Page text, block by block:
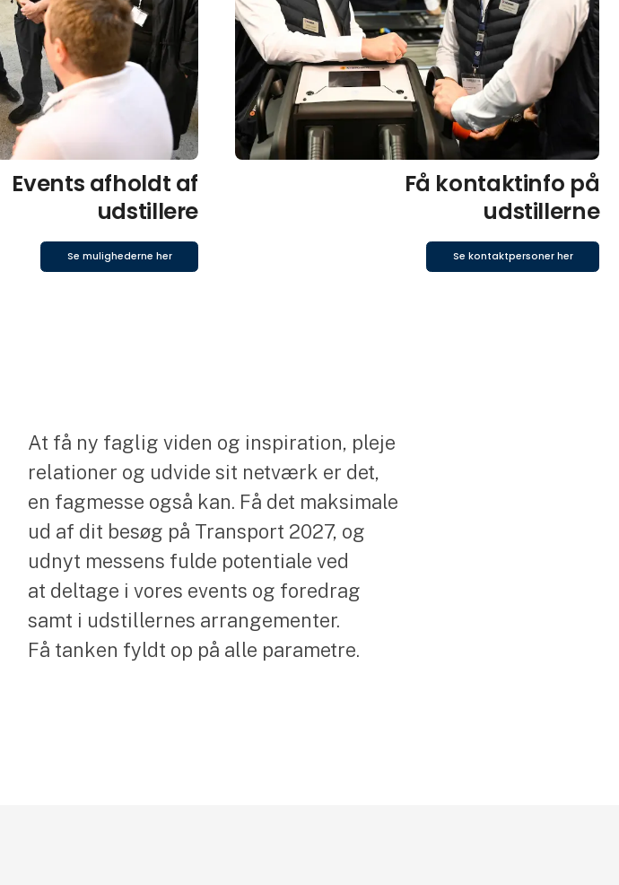
Events afholdt af
udstillere
Se mulighederne her
Få kontaktinfo på
udstillerne
Se kontaktpersoner her
At få ny faglig viden og inspiration, pleje
relationer og udvide sit netværk er det,
en fagmesse også kan. Få det maksimale
ud af dit besøg på Transport 2027, og
udnyt messens fulde potentiale ved
at deltage i vores events og foredrag
samt i udstillernes arrangementer.
Få tanken fyldt op på alle parametre.